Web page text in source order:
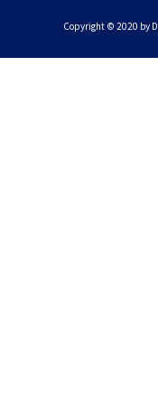
Copyright © 2020 by